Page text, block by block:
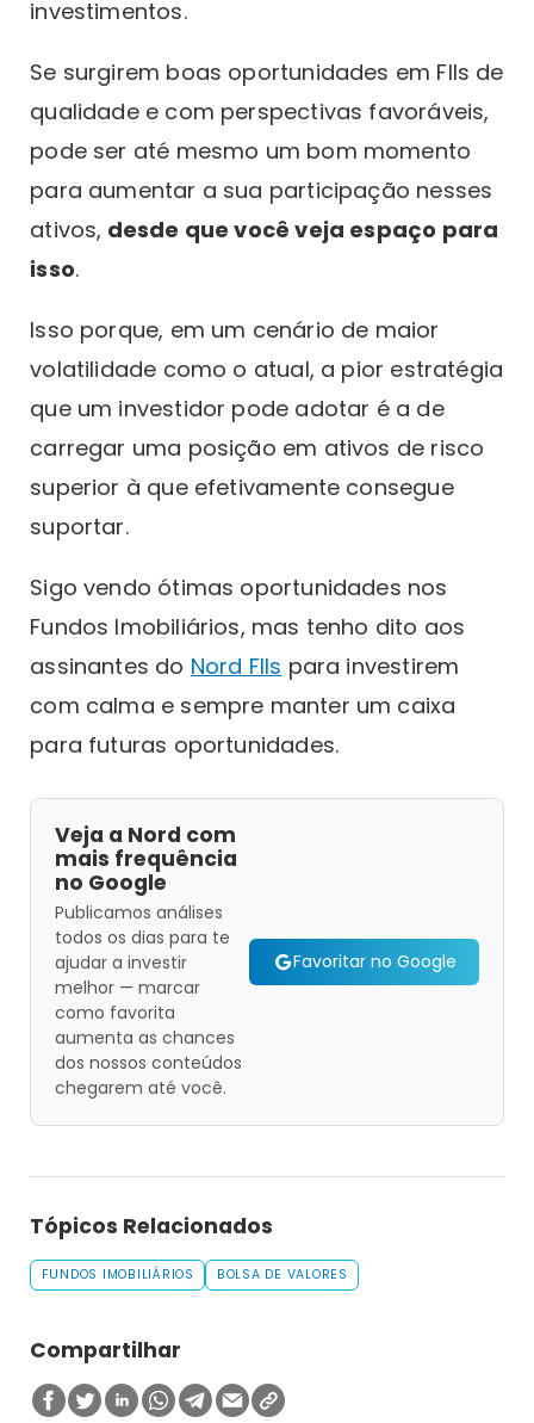
investimentos.
Se surgirem boas oportunidades em FIIs de
qualidade e com perspectivas favoráveis,
pode ser até mesmo um bom momento
para aumentar a sua participação nesses
ativos, desde que você veja espaço para
isso.
Isso porque, em um cenário de maior
volatilidade como o atual, a pior estratégia
que um investidor pode adotar é a de
carregar uma posição em ativos de risco
superior à que efetivamente consegue
suportar.
Sigo vendo ótimas oportunidades nos
Fundos Imobiliários, mas tenho dito aos
assinantes do Nord FIIs para investirem
com calma e sempre manter um caixa
para futuras oportunidades.
Veja a Nord com
mais frequência
no Google
Publicamos análises
todos os dias para te
ajudar a investir
melhor — marcar
como favorita
aumenta as chances
dos nossos conteúdos
chegarem até você.
Favoritar no Google
Tópicos Relacionados
FUNDOS IMOBILIÁRIOS BOLSA DE VALORES
Compartilhar